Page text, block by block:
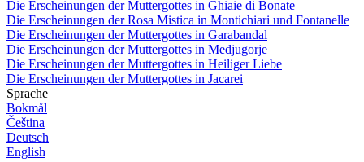
Die Erscheinungen der Muttergottes in Ghiaie di Bonate
Die Erscheinungen der Rosa Mistica in Montichiari und Fontanelle
Die Erscheinungen der Muttergottes in Garabandal
Die Erscheinungen der Muttergottes in Medjugorje
Die Erscheinungen der Muttergottes in Heiliger Liebe
Die Erscheinungen der Muttergottes in Jacarei
Sprache
Bokmål
Čeština
Deutsch
English